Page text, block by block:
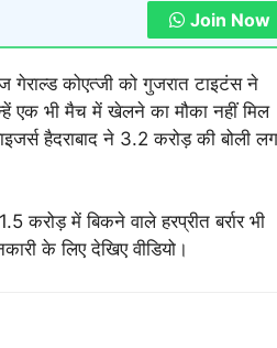
Join Now
कोएत्जी को गुजरात टाइटंस ने
एक भी मैच में खेलने का मौका नहीं मिल
हैदराबाद ने 3.2 करोड़ की बोली
करोड़ में बिकने वाले हरप्रीत बर्रार भी
के लिए देखिए वीडियो।